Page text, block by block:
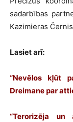
sadarbības
Kazimieras
Lasiet arī:
“Nevēlos kļūt
Dreimane par
“Terorizēja un